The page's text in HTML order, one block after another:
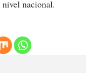
nivel nacional.